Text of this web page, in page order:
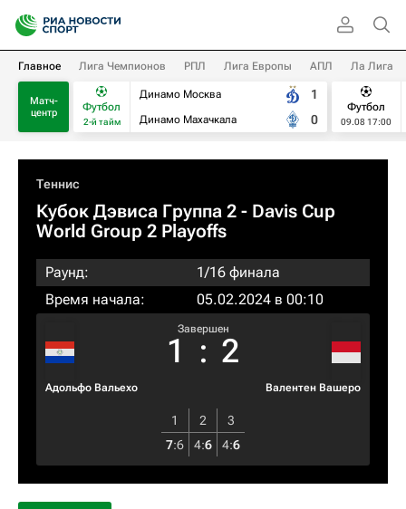
Главное Лига Чемпионов РПЛ Лига Европы АПЛ Ла Лига
Матч-
центр
Футбол
2-й тайм
Динамо Москва
Динамо Махачкала
1
0
Футбол
09.08 17:00
Теннис
Кубок Дэвиса Группа 2 - Davis Cup
World Group 2 Playoffs
Раунд:
1/16 финала
Время начала:
05.02.2024 в 00:10
Адольфо Вальехо
Завершен
1 : 2
Валентен Вашеро
1 2
3
7:6 4:6 4:6